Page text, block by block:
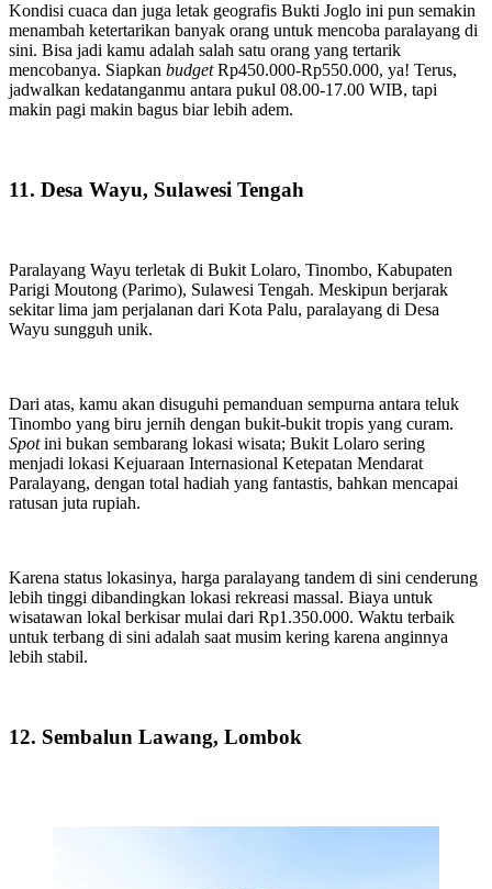
Kondisi cuaca dan juga letak geografis Bukti Joglo ini pun semakin
menambah ketertarikan banyak orang untuk mencoba paralayang di
sini. Bisa jadi kamu adalah salah satu orang yang tertarik
mencobanya. Siapkan budgetRp450.000-Rp550.000, ya! Terus,
jadwalkan kedatanganmu antara pukul 08.00-17.00 WIB, tapi
makin pagi makin bagus biar lebih adem.
11. Desa Wayu, Sulawesi Tengah
Paralayang Wayu terletak di Bukit Lolaro, Tinombo, Kabupaten
Parigi Moutong (Parimo), Sulawesi Tengah. Meskipun berjarak
sekitar lima jam perjalanan dari Kota Palu, paralayang di Desa
Wayu sungguh unik.
Dari atas, kamu akan disuguhi pemanduan sempurna antara teluk
Tinombo yang biru jernih dengan bukit-bukit tropis yang curam.
Spotini bukan sembarang lokasi wisata; Bukit Lolaro sering
menjadi lokasi Kejuaraan Internasional Ketepatan Mendarat
Paralayang, dengan total hadiah yang fantastis, bahkan mencapai
ratusan juta rupiah.
Karena status lokasinya, harga paralayang tandem di sini cenderung
lebih tinggi dibandingkan lokasi rekreasi massal. Biaya untuk
wisatawan lokal berkisar mulai dari Rp1.350.000. Waktu terbaik
untuk terbang di sini adalah saat musim kering karena anginnya
lebih stabil.
12. Sembalun Lawang, Lombok